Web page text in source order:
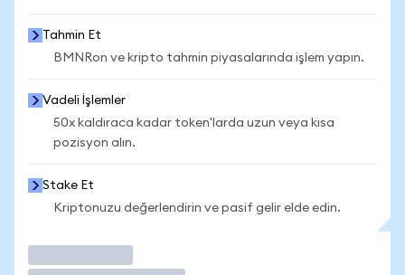
Tahmin Et
BMNRon ve kripto tahmin piyasalarında işlem yapın.
Vadeli İşlemler
50x kaldıraca kadar token'larda uzun veya kısa
pozisyon alın.
Stake Et
Kriptonuzu değerlendirin ve pasif gelir elde edin.